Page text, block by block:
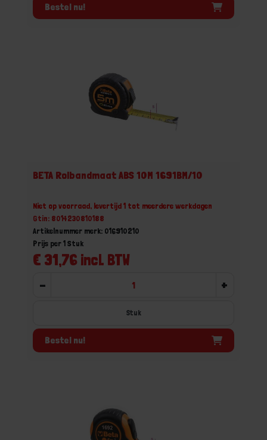
Bestel nu!
BETA Rolbandmaat ABS 10M 1691BM/10
Niet op voorraad, levertijd 1 tot meerdere werkdagen
Gtin: 8014230810188
Artikelnummer merk: 016910210
€ 31,76 incl. BTW
Prijs per 1 Stuk
- +
Stuk
Bestel nu!